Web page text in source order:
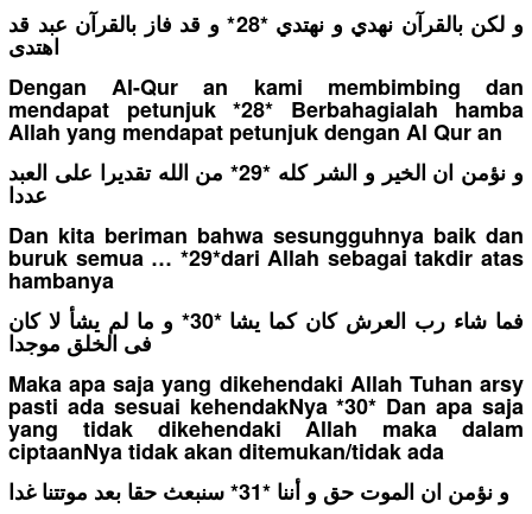
و لكن بالقرآن نهدي و نهتدي *28* و قد فاز بالقرآن عبد قد
اهتدى
Dengan Al-Qur an kami membimbing dan
mendapat petunjuk *28* Berbahagialah hamba
Allah yang mendapat petunjuk dengan Al Qur an
و نؤمن ان الخير و الشر كله *29* من الله تقديرا على العبد
عددا
Dan kita beriman bahwa sesungguhnya baik dan
buruk semua … *29*dari Allah sebagai takdir atas
hambanya
فما شاء رب العرش كان كما يشا *30* و ما لم يشأ لا كان
فى الخلق موجدا
Maka apa saja yang dikehendaki Allah Tuhan arsy
pasti ada sesuai kehendakNya *30* Dan apa saja
yang tidak dikehendaki Allah maka dalam
ciptaanNya tidak akan ditemukan/tidak ada
و نؤمن ان الموت حق و أننا *31* سنبعث حقا بعد موتتنا غدا